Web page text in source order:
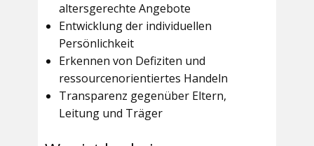
altersgerechte Angebote
Entwicklung der individuellen
Persönlichkeit
Erkennen von Defiziten und
ressourcenorientiertes Handeln
Transparenz gegenüber Eltern,
Leitung und Träger